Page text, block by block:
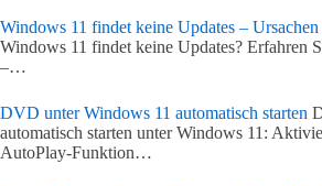
Windows 11 findet keine Updates –
Windows 11 findet keine Updates? Erfahren
–…
DVD unter Windows 11 automatisch starten
automatisch starten unter Windows 11:
AutoPlay-Funktion…